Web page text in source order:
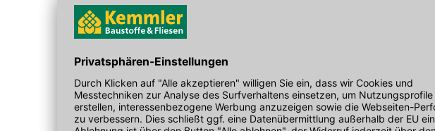
1,2-Benzisothiazol-3(2H)-on. Kann allergische Reaktionen